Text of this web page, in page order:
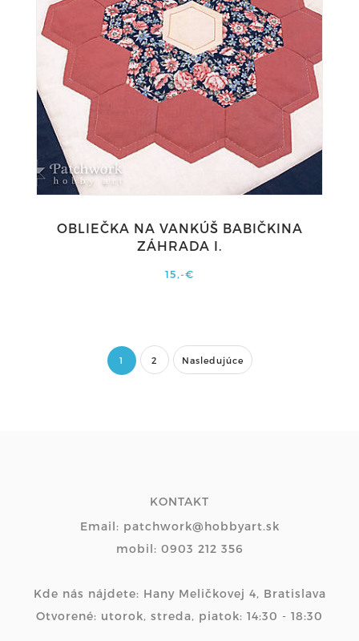
OBLIEČKA NA VANKÚŠ BABIČKINA
ZÁHRADA I.
15,-€
1 2 Nasledujúce
KONTAKT
Email: patchwork@hobbyart.sk
mobil: 0903 212 356
Kde nás nájdete: Hany Meličkovej 4, Bratislava
Otvorené: utorok, streda, piatok: 14:30 - 18:30